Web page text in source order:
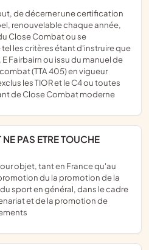
renouvelable chaque année,
Close Combat ou se
les critères étant d'instruire que
Fairbairn ou issu du manuel de
(TTA 405) en vigueur
les TIOR et le C4 ou toutes
de Close Combat moderne
NE PAS ETRE TOUCHE
du la promotion de la
sport en général, dans le cadre
et de la promotion de